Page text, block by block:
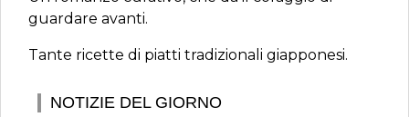
guardare avanti.
Tante ricette di piatti tradizionali giapponesi.
NOTIZIE DEL GIORNO